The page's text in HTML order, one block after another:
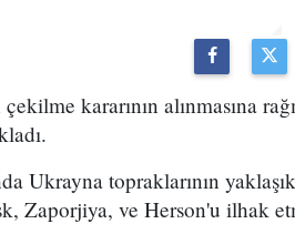
kararının alınmasına
Ukrayna topraklarının
Zaporjiya, ve Herson'u ilhak